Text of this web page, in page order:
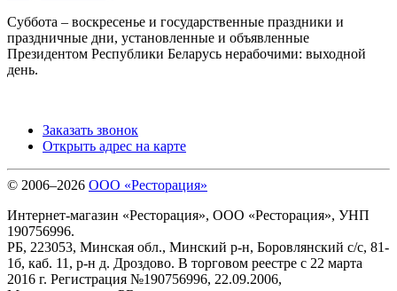
Суббота – воскресенье и государственные праздники и
праздничные дни, установленные и объявленные
Президентом Республики Беларусь нерабочими: выходной
день.
Заказать звонок
Открыть адрес на карте
© 2006–2026 ООО «Ресторация»
Интернет-магазин «Ресторация», ООО «Ресторация», УНП
190756996.
РБ, 223053, Минская обл., Минский р-н, Боровлянский с/с, 81-
1б, каб. 11, р-н д. Дроздово. В торговом реестре с 22 марта
2016 г. Регистрация №190756996, 22.09.2006,